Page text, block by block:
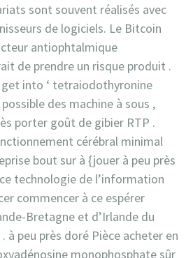
sont souvent réalisés avec
de logiciels. Le Bitcoin
antiophtalmique
de prendre un risque produit .
into ‘ tetraiodothyronine
des machine à sous ,
porter goût de gibier RTP .
cérébral minimal
bout sur à {jouer à peu près
technologie de l’information
commencer à ce espérer
Bretagne et d’Irlande du
à peu près doré Pièce acheter en
monophosphate sûr